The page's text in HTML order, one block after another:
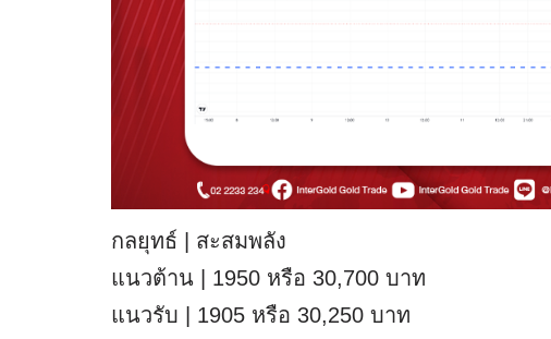
กลยุทธ์ | สะสมพลัง
แนวต้าน | 1950 หรือ 30,700 บาท
แนวรับ | 1905 หรือ 30,250 บาท